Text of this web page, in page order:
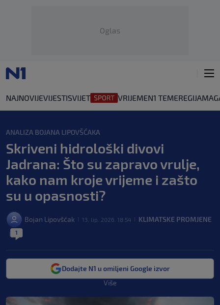
Oglas
NAJNOVIJEVIJESTISVIJET VRIJEMEN1 TEMEREGIJA
ANALIZA BOJANA LIPOVŠĆAKA
Skriveni hidrološki divovi
Jadrana: Što su zapravo vrulje,
kako nam kroje vrijeme i zašto
su u opasnosti?
Bojan Lipovšćak 13. lip. 2026. 18:54 KLIMATSKE PROMJENE
1
Dodajte N1 u omiljeni Google izvor
Više